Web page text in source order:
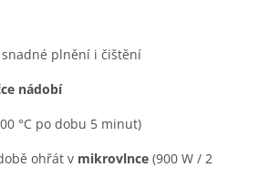
plnění i čištění
nádobí
°C po dobu 5 minut)
ohřát v mikrovlnce (900 W / 2